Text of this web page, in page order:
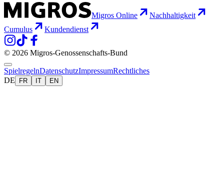
Migros Online
Nachhaltigkeit
Cumulus
Kundendienst
© 2026 Migros-Genossenschafts-Bund
SpielregelnDatenschutzImpressumRechtliches
DE
FR IT EN